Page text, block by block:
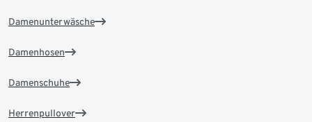
Damenunterwäsche
Damenhosen
Damenschuhe
Herrenpullover